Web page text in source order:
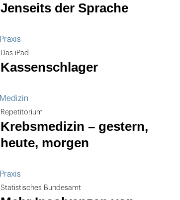
Jenseits der Sprache
Praxis
Das iPad
Kassenschlager
Medizin
Repetitorium
Krebsmedizin – gestern,
heute, morgen
Praxis
Statistisches Bundesamt